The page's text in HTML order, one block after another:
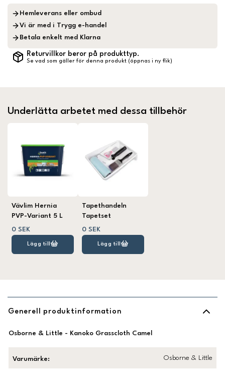
Hemleverans eller ombud
Vi är med i Trygg e-handel
Betala enkelt med Klarna
Returvillkor beror på produkttyp.
Se vad som gäller för denna produkt (öppnas i ny flik)
Underlätta arbetet med dessa tillbehör
Vävlim Hernia
PVP-Variant 5 L
0 SEK
Lägg till
Tapethandeln
Tapetset
0 SEK
Lägg till
Generell produktinformation
Osborne & Little - Kanoko Grasscloth Camel
Varumärke: Osborne & Little